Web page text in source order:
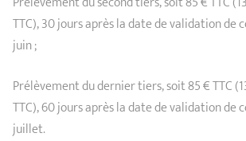
TTC), 30 jours après la date de validation de
juin ;
Prélèvement du dernier tiers, soit 85 € TTC
TTC), 60 jours après la date de validation de
juillet.